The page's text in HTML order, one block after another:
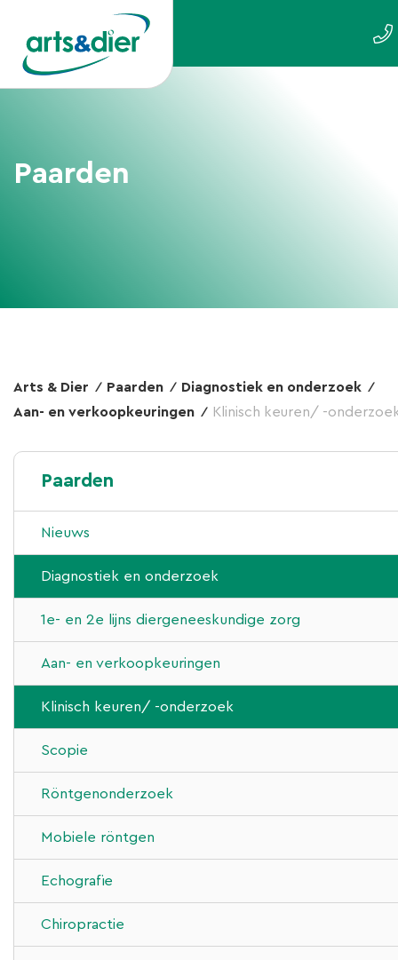
Paarden
Arts & Dier Paarden
Diagnostiek en onderzoek
Aan- en verkoopkeuringen
Klinisch keuren/ -
Paarden
Nieuws
Diagnostiek en onderzoek
1e- en 2e lijns diergeneeskundige zorg
Aan- en verkoopkeuringen
Klinisch keuren/ -onderzoek
Scopie
Röntgenonderzoek
Mobiele röntgen
Echografie
Chiropractie